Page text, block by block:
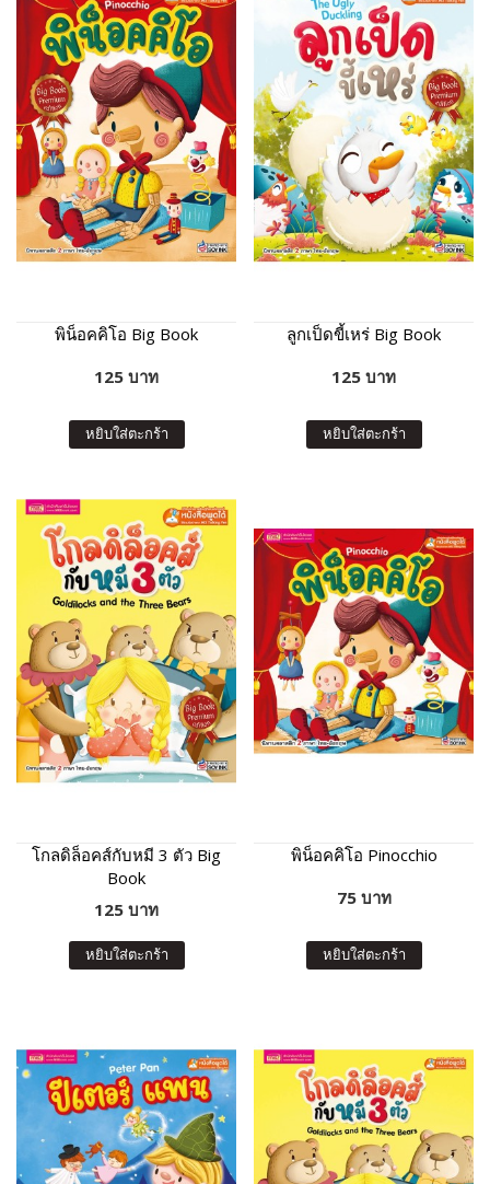
พิน็อคคิโอ Big Book
125 บาท
หยิบใส่ตะกร้า
ลูกเป็ดขี้เหร่ Big Book
125 บาท
หยิบใส่ตะกร้า
โกลดิล็อคส์กับหมี 3 ตัว Big
Book
125 บาท
หยิบใส่ตะกร้า
พิน็อคคิโอ Pinocchio
75 บาท
หยิบใส่ตะกร้า